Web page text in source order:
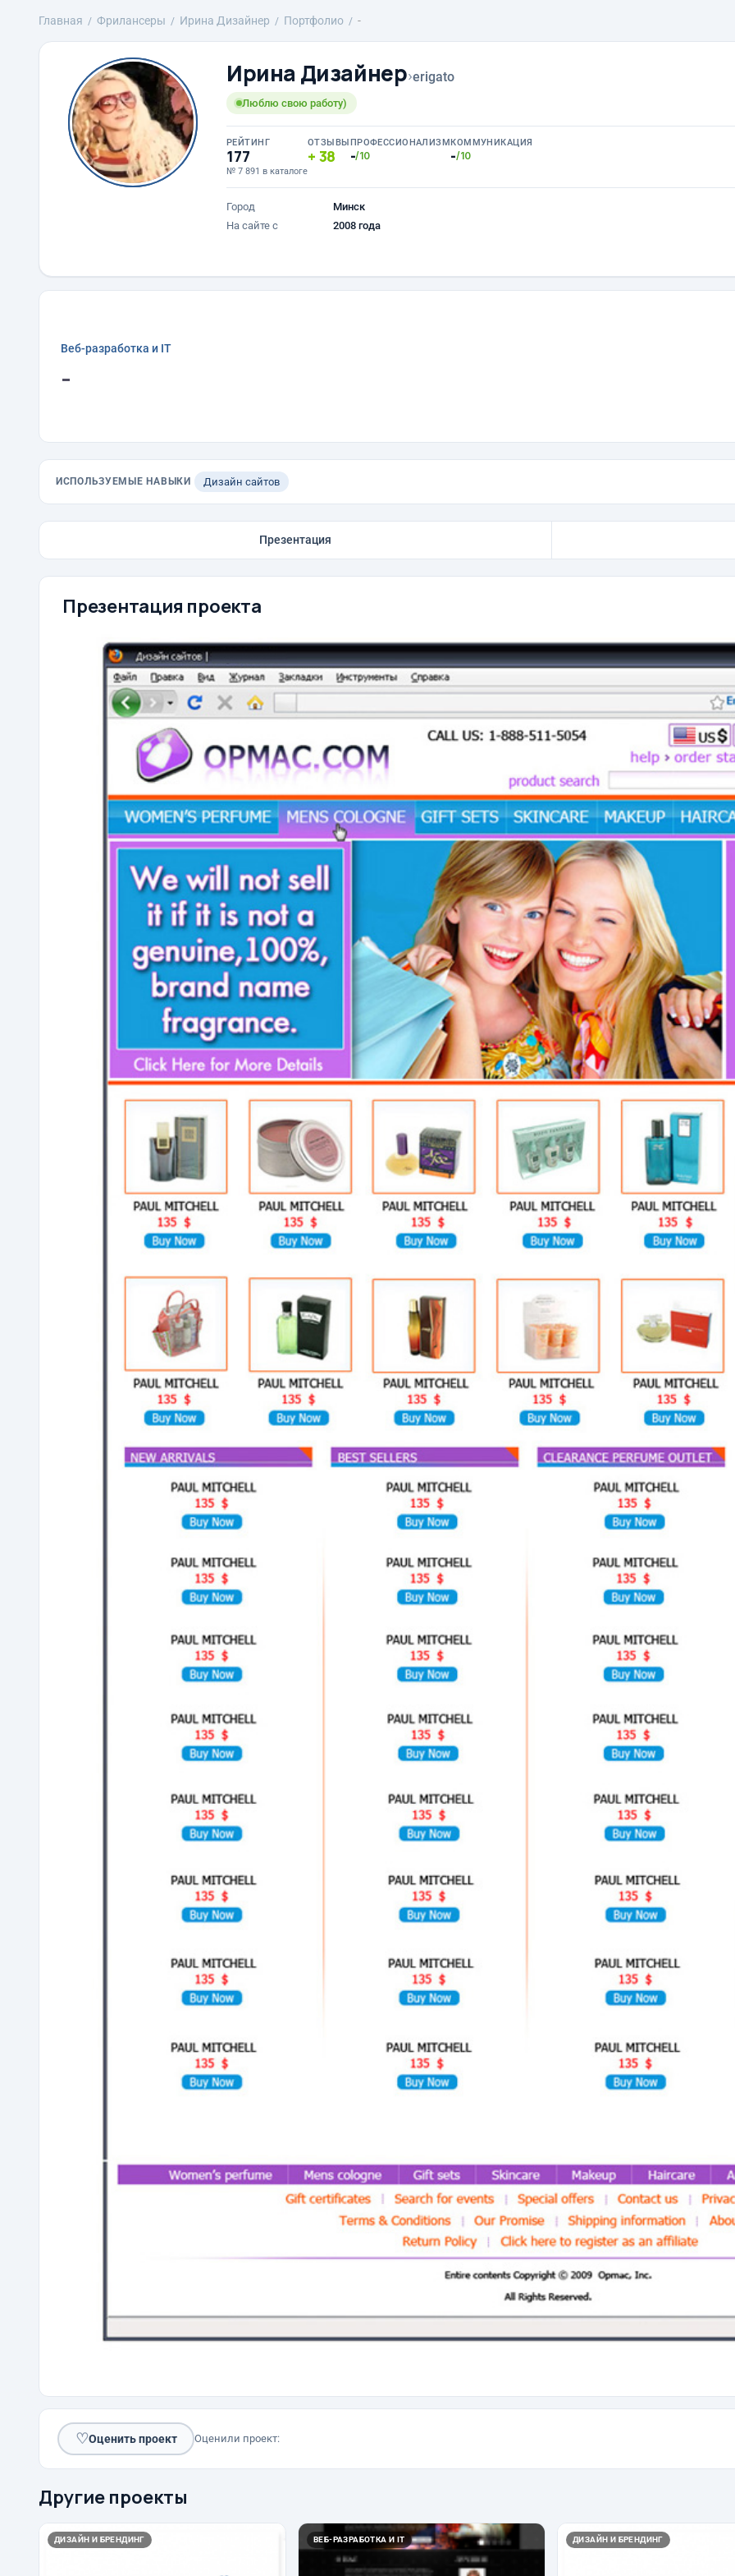
Главная Фрилансеры Ирина Дизайнер Портфолио -
Ирина Дизайнер›erigato
Люблю свою работу)
РЕЙТИНГ
177
№ 7 891 в каталоге
ОТЗЫВЫ
38
ПРОФЕССИОНАЛИЗМ
-/10
КОММУНИКАЦИЯ
-/10
Город
Минск
На сайте с
2008 года
Веб-разработка и IT
-
ИСПОЛЬЗУЕМЫЕ НАВЫКИ Дизайн сайтов
Презентация
Презентация проекта
♡Оценить проект Оценили проект:
Другие проекты
ДИЗАЙН И БРЕНДИНГ ВЕБ-РАЗРАБОТКА И IT ДИЗАЙН И БРЕНДИНГ